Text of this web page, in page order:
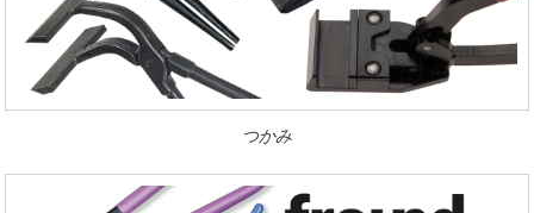
つかみ